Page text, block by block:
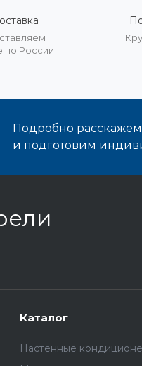
по России
Подробно расскажем
и подготовим
Каталог
Настенные